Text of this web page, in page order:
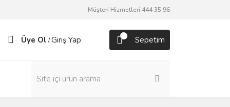
Müşteri Hizmetleri 444 35 96
Üye Ol /Giriş Yap Sepetim